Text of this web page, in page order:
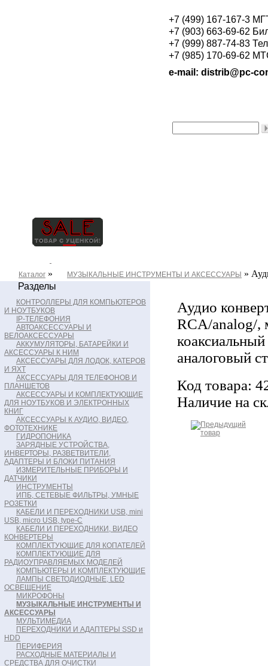
+7 (499) 167-167-3
+7 (903) 663-69-62
+7 (999) 887-74-83
+7 (985) 170-69-62
e-mail: distrib@pc-
Каталог » МУЗЫКАЛЬНЫЕ ИНСТРУМЕНТЫ И АКСЕССУАРЫ »
Разделы
КОНТРОЛЛЕРЫ ДЛЯ КОМПЬЮТЕРОВ
И НОУТБУКОВ
IP-ТЕЛЕФОНИЯ
АВТОАКСЕССУАРЫ И
ВЕЛОАКСЕССУАРЫ
АККУМУЛЯТОРЫ, БАТАРЕЙКИ И
АКСЕССУАРЫ К НИМ
АКСЕССУАРЫ ДЛЯ ЛОДОК, КАТЕРОВ
И ЯХТ
АКСЕССУАРЫ ДЛЯ ТЕЛЕФОНОВ И
ПЛАНШЕТОВ
АКСЕССУАРЫ И КОМПЛЕКТУЮЩИЕ
ДЛЯ НОУТБУКОВ И ЭЛЕКТРОННЫХ
КНИГ
АКСЕССУАРЫ К АУДИО, ВИДЕО,
ФОТОТЕХНИКЕ
ГИДРОПОНИКА
ЗАРЯДНЫЕ УСТРОЙСТВА,
ИНВЕРТОРЫ, РАЗВЕТВИТЕЛИ,
АДАПТЕРЫ И БЛОКИ ПИТАНИЯ
ИЗМЕРИТЕЛЬНЫЕ ПРИБОРЫ И
ДАТЧИКИ
ИНСТРУМЕНТЫ
ИПБ, СЕТЕВЫЕ ФИЛЬТРЫ, УМНЫЕ
РОЗЕТКИ
КАБЕЛИ И ПЕРЕХОДНИКИ USB, mini
USB, micro USB, type-C
КАБЕЛИ И ПЕРЕХОДНИКИ, ВИДЕО
КОНВЕРТЕРЫ
КОМПЛЕКТУЮЩИЕ ДЛЯ КОПАТЕЛЕЙ
КОМПЛЕКТУЮЩИЕ ДЛЯ
РАДИОУПРАВЛЯЕМЫХ МОДЕЛЕЙ
КОМПЬЮТЕРЫ И КОМПЛЕКТУЮЩИЕ
ЛАМПЫ СВЕТОДИОДНЫЕ, LED
ОСВЕЩЕНИЕ
МИКРОФОНЫ
МУЗЫКАЛЬНЫЕ ИНСТРУМЕНТЫ И
АКСЕССУАРЫ
МУЛЬТИМЕДИА
ПЕРЕХОДНИКИ И АДАПТЕРЫ SSD и
HDD
ПЕРИФЕРИЯ
РАСХОДНЫЕ МАТЕРИАЛЫ И
СРЕДСТВА ДЛЯ ОЧИСТКИ
Аудио
RCA/analog/,
аналоговый
Код товара:
Наличие на